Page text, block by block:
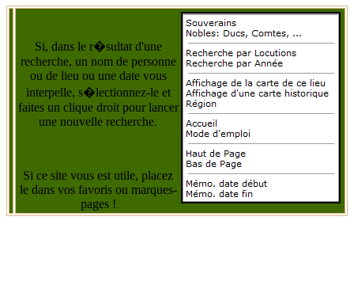
Si, dans le r�sultat d'une
recherche, un nom de personne
ou de lieu ou une date vous
interpelle, s�lectionnez-le et
faites un clique droit pour lancer
une nouvelle recherche.
Si ce site vous est utile, placez
le dans vos favoris ou marques-
pages !